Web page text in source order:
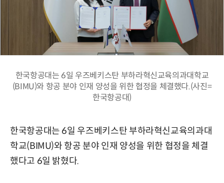
한국항공대는 6일 우즈베키스탄 부하라혁신교육의과대학교
(BIMU)와 항공 분야 인재 양성을 위한 협정을 체결했다.(사진=
한국항공대)
한국항공대는 6일 우즈베키스탄 부하라혁신교육의과대
학교(BIMU)와 항공 분야 인재 양성을 위한 협정을 체결
했다고 6일 밝혔다.